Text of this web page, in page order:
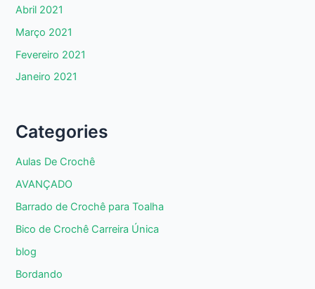
Abril 2021
Março 2021
Fevereiro 2021
Janeiro 2021
Categories
Aulas De Crochê
AVANÇADO
Barrado de Crochê para Toalha
Bico de Crochê Carreira Única
blog
Bordando